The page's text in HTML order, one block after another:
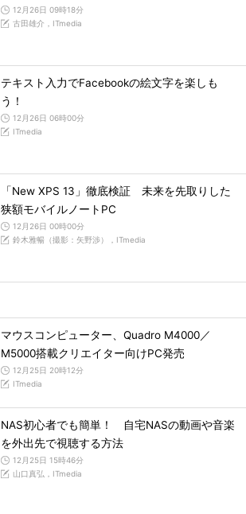
12月26日 09時18分
古田雄介，ITmedia
テキスト入力でFacebookの絵文字を楽しも
う！
12月26日 06時00分
ITmedia
「New XPS 13」徹底検証 未来を先取りした
狭額モバイルノートPC
12月26日 00時00分
鈴木雅暢（撮影：矢野渉），ITmedia
マウスコンピューター、Quadro M4000／
M5000搭載クリエイター向けPC発売
12月25日 20時12分
ITmedia
NAS初心者でも簡単！ 自宅NASの動画や音楽
を外出先で視聴する方法
12月25日 15時46分
山口真弘，ITmedia